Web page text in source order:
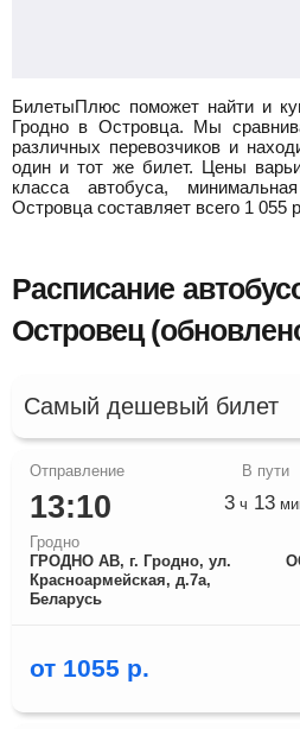
БилетыПлюс поможет найти и
Гродно в Островца. Мы
различных перевозчиков и
один и тот же билет. Цены
класса автобуса,
Островца составляет всего 1 055
Расписание
Островец
Самый дешевый билет
13:10
Гродно
ГРОДНО АВ, г. Гродно, ул.
Красноармейская, д.7а,
Беларусь
3 ч 13
от 1055 р.